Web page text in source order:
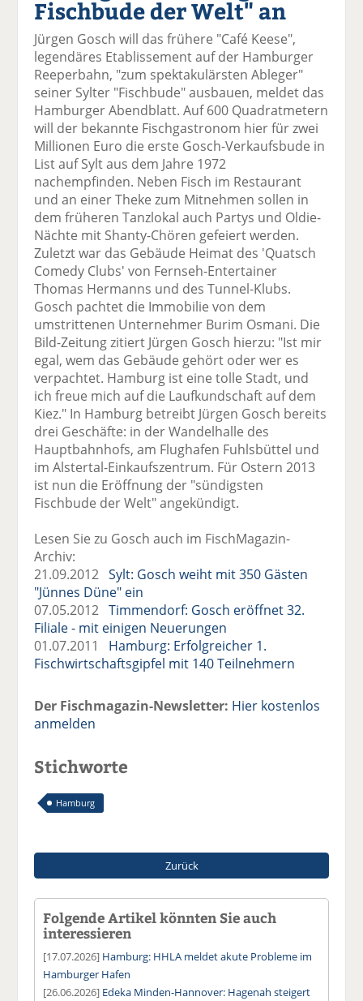
el
uf
F
ac
e
b
o
o
te
il
e
n
el
t
wi
tt
er
n
el
a
uf
Li
n
k
e
di
n
il
e
n
E
m
ai
l
v
er
n
d
e
n
ck
n
Fischbude der Welt" an
Jürgen Gosch will das frühere "Café Keese",
legendäres Etablissement auf der Hamburger
Reeperbahn, "zum spektakulärsten Ableger"
seiner Sylter "Fischbude" ausbauen, meldet das
Hamburger Abendblatt. Auf 600 Quadratmetern
will der bekannte Fischgastronom hier für zwei
Millionen Euro die erste Gosch-Verkaufsbude in
List auf Sylt aus dem Jahre 1972
nachempfinden. Neben Fisch im Restaurant
und an einer Theke zum Mitnehmen sollen in
dem früheren Tanzlokal auch Partys und Oldie-
Nächte mit Shanty-Chören gefeiert werden.
Zuletzt war das Gebäude Heimat des 'Quatsch
Comedy Clubs' von Fernseh-Entertainer
Thomas Hermanns und des Tunnel-Klubs.
Gosch pachtet die Immobilie von dem
umstrittenen Unternehmer Burim Osmani. Die
Bild-Zeitung zitiert Jürgen Gosch hierzu: "Ist mir
egal, wem das Gebäude gehört oder wer es
verpachtet. Hamburg ist eine tolle Stadt, und
ich freue mich auf die Laufkundschaft auf dem
Kiez." In Hamburg betreibt Jürgen Gosch bereits
drei Geschäfte: in der Wandelhalle des
Hauptbahnhofs, am Flughafen Fuhlsbüttel und
im Alstertal-Einkaufszentrum. Für Ostern 2013
ist nun die Eröffnung der "sündigsten
Fischbude der Welt" angekündigt.
Lesen Sie zu Gosch auch im FischMagazin-
Archiv:
21.09.2012Sylt: Gosch weiht mit 350 Gästen
"Jünnes Düne" ein
07.05.2012Timmendorf: Gosch eröffnet 32.
Filiale - mit einigen Neuerungen
01.07.2011 Hamburg: Erfolgreicher 1.
Fischwirtschaftsgipfel mit 140 Teilnehmern
Der Fischmagazin-Newsletter: Hier kostenlos
anmelden
Stichworte
Hamburg
Zurück
Folgende Artikel könnten Sie auch
interessieren
[17.07.2026] Hamburg: HHLA meldet akute Probleme im
Hamburger Hafen
[26.06.2026] Edeka Minden-Hannover: Hagenah steigert